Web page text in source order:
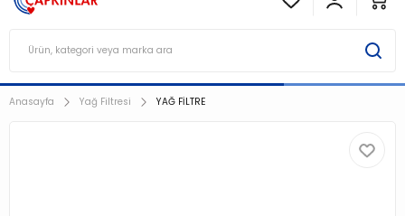
Anasayfa Yağ Filtresi YAĞ FİLTRE